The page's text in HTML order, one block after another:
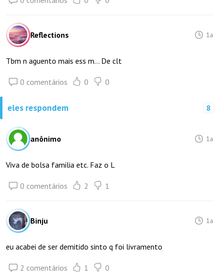
Reflections 1a
Tbm n aguento mais ess m... De clt
0 comentários 0 0
eles respondem 8
anônimo 1a
Viva de bolsa familia etc. Faz o L
0 comentários 2 1
Binju 1a
eu acabei de ser demitido sinto q foi livramento
2 comentários 1 0